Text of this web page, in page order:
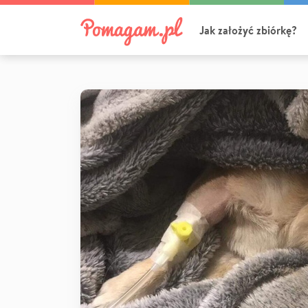
Jak założyć zbiórkę?